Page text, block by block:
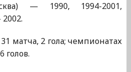
— 1990, 1994-2001,
матча, 2 гола; чемпионатах
голов.